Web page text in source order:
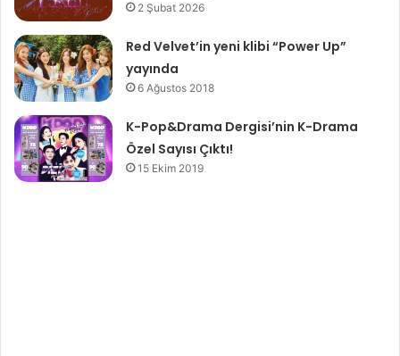
2 Şubat 2026
Red Velvet’in yeni klibi “Power Up”
yayında
6 Ağustos 2018
K-Pop&Drama Dergisi’nin K-Drama
Özel Sayısı Çıktı!
15 Ekim 2019